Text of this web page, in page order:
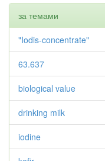
за темами
"Iodis-concentrate"
63.637
biological value
drinking milk
iodine